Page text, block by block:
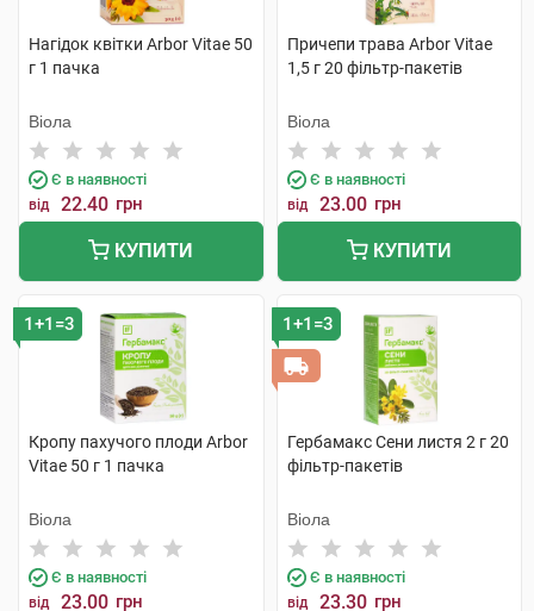
Нагідок квітки Arbor Vitae 50
г 1 пачка
Віола
Є в наявності
від 22.40 грн
КУПИТИ
Причепи трава Arbor Vitae
1,5 г 20 фільтр-пакетів
Віола
Є в наявності
від 23.00 грн
КУПИТИ
1+1=3
Кропу пахучого плоди Arbor
Vitae 50 г 1 пачка
Віола
Є в наявності
від 23.00 грн
1+1=3
Гербамакс Сени листя 2 г 20
фільтр-пакетів
Віола
Є в наявності
від 23.30 грн